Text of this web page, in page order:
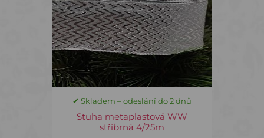
✔ Skladem – odeslání do 2 dnů
Stuha metaplastová WW
stříbrná 4/25m